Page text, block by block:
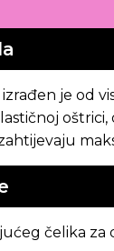
je od
čelika